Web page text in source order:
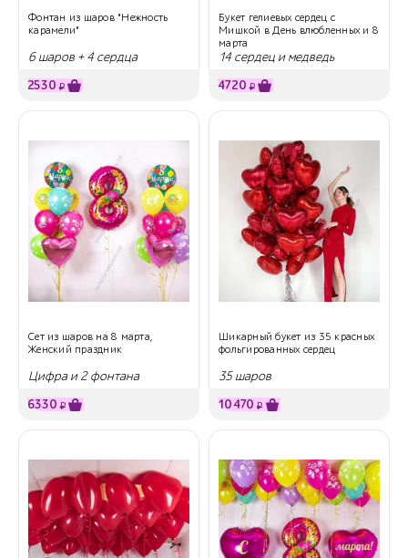
Фонтан из шаров "Нежность
карамели"
6 шаров + 4 сердца
2530 ₽
Букет гелиевых сердец с
Мишкой в День влюбленных и 8
марта
14 сердец и медведь
4720 ₽
Сет из шаров на 8 марта,
Женский праздник
Цифра и 2 фонтана
6330 ₽
Шикарный букет из 35 красных
фольгированных сердец
35 шаров
10470 ₽